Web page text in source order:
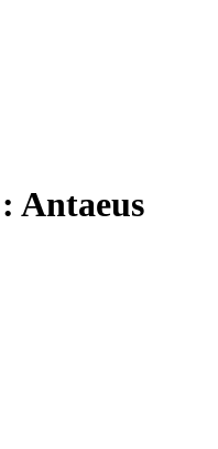
Antaeus